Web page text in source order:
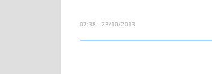
23/10/2013 - 07:38